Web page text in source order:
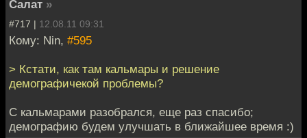
Салат »
#717 | 12.08.11 09:31
Кому: Nin, #595
> Кстати, как там кальмары и решение
демографичекой проблемы?
С кальмарами разобрался, еще раз спасибо;
демографию будем улучшать в ближайшее время :)